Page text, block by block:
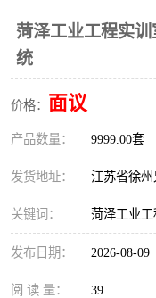
菏泽工业工程实
统
价格： 面议
产品数量： 9999.00套
发货地址： 江苏省徐
关键词： 菏泽工业
发布日期： 2026-08-09
阅 读 量： 39